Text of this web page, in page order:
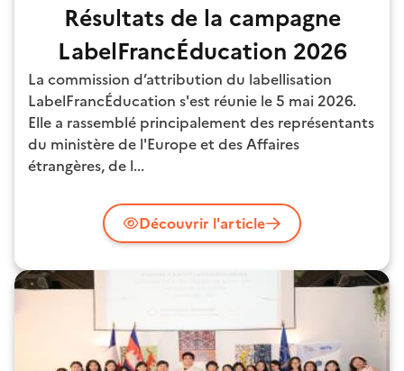
Résultats de la campagne
LabelFrancÉducation 2026
La commission d’attribution du labellisation
LabelFrancÉducation s'est réunie le 5 mai 2026.
Elle a rassemblé principalement des représentants
du ministère de l'Europe et des Affaires
étrangères, de l...
Découvrir l'article